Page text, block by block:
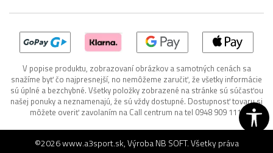
V popise produktu, zobrazovaní obrázkov a samotných cenách sa
snažíme byť čo najpresnejší, no nemôžeme zaručiť, že všetky informácie
sú úplné a bezchybné. Všetky položky zobrazené na stránke sú súčasťou
našej ponuky a neznamenajú, že sú vždy dostupné. Dostupnosť tovaru si
môžete overiť zavolaním na Call centrum na tel 0948 909 111.
©2026www.a3sport.sk, VýrobaNB SOFT. Všetky práva